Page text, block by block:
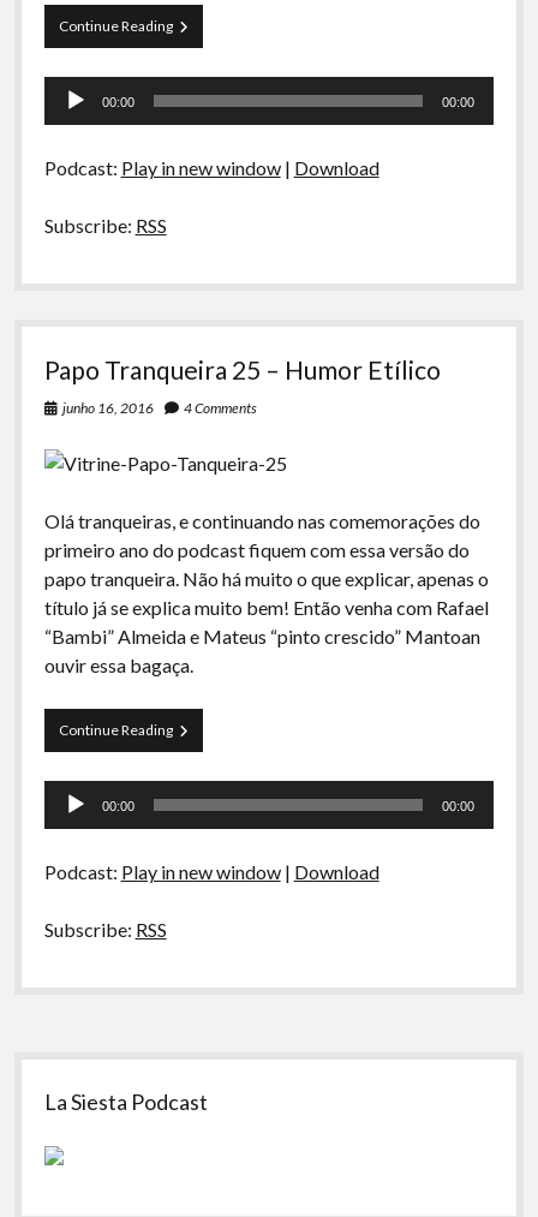
Continue ReadingPapo
Tranqueira
Cunha?
é
Tocador
00:00 00:00
Podcast: Play in new window| Download
Subscribe: RSS
Papo Tranqueira 25 – Humor Etílico
junho 16, 2016 4 Comments
Olá tranqueiras, e continuando nas comemorações do
primeiro ano do podcast fiquem com essa versão do
papo tranqueira. Não há muito o que explicar, apenas o
título já se explica muito bem! Então venha com Rafael
“Bambi” Almeida e Mateus “pinto crescido” Mantoan
ouvir essa bagaça.
Continue ReadingPapo
Tranqueira
Humor
Tocador
00:00 00:00
Podcast: Play in new window| Download
Subscribe: RSS
Sidebar
La Siesta Podcast